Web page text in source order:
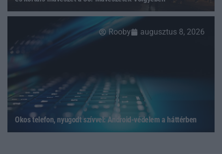
Rooby augusztus 8, 2026
Okos telefon, nyugodt szívvel: Android-védelem a háttérben